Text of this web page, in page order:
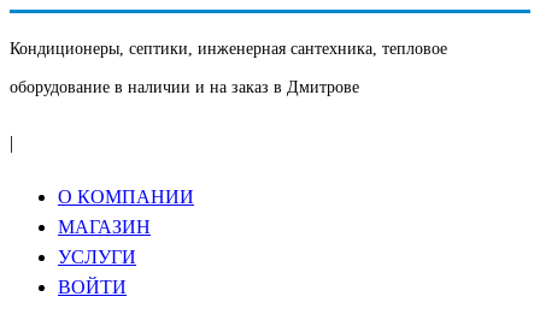
Кондиционеры, септики, инженерная сантехника, тепловое
оборудование в наличии и на заказ в Дмитрове
|
О КОМПАНИИ
МАГАЗИН
УСЛУГИ
ВОЙТИ